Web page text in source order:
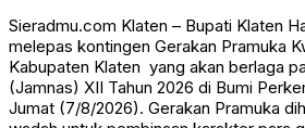
Sieradmu.com Klaten – Bupati Klaten
melepas kontingen Gerakan Pramuka
Kabupaten Klaten yang akan berlaga
(Jamnas) XII Tahun 2026 di Bumi
Jumat (7/8/2026). Gerakan Pramuka